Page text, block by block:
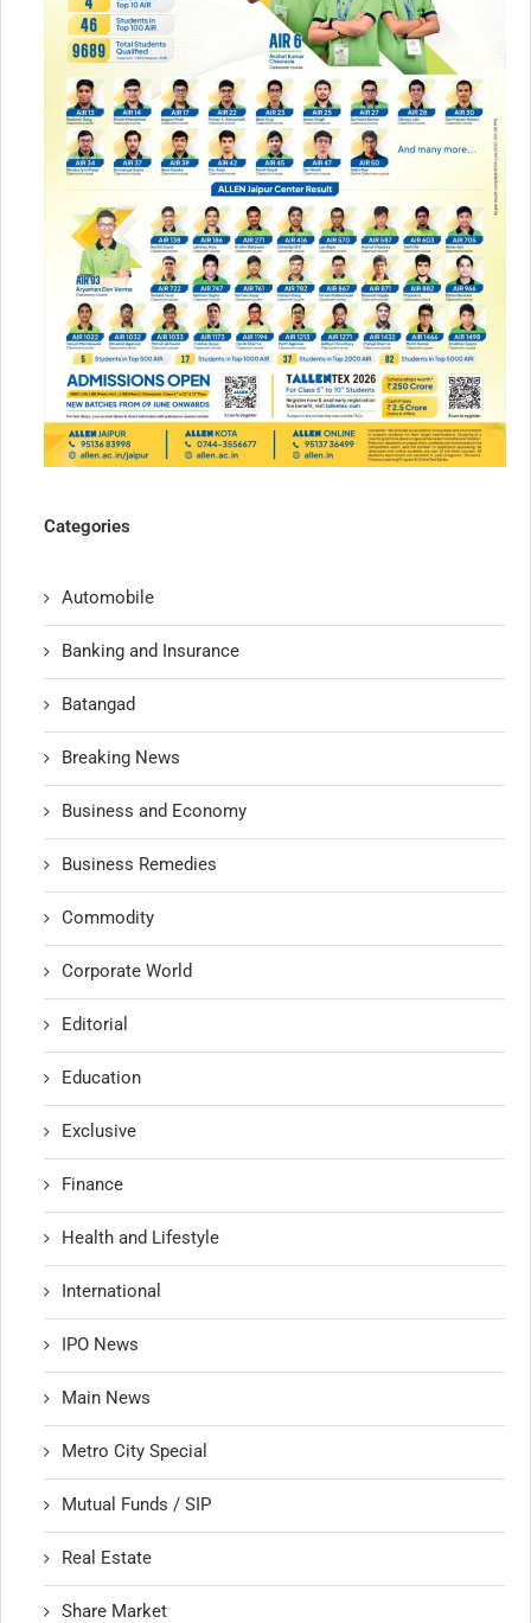
Categories
Automobile
Banking and Insurance
Batangad
Breaking News
Business and Economy
Business Remedies
Commodity
Corporate World
Editorial
Education
Exclusive
Finance
Health and Lifestyle
International
IPO News
Main News
Metro City Special
Mutual Funds / SIP
Real Estate
Share Market